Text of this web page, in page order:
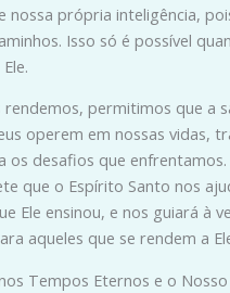
nossa própria inteligência,
Isso só é possível
rendemos, permitimos que a
operem em nossas vidas,
os desafios que enfrentamos.
que o Espírito Santo nos
Ele ensinou, e nos guiará à
aqueles que se rendem a
Tempos Eternos e o